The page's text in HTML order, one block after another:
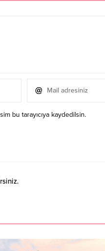
bu tarayıcıya kaydedilsin.